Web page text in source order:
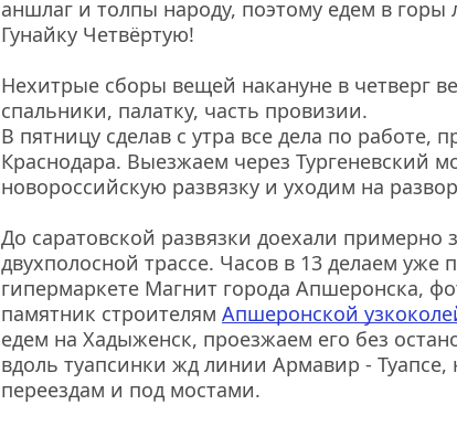
аншлаг и толпы народу, поэтому едем в
Гунайку Четвёртую!
Нехитрые сборы вещей накануне в четверг
спальники, палатку, часть провизии.
В пятницу сделав с утра все дела по работе,
Краснодара. Выезжаем через Тургеневский
новороссийскую развязку и уходим на
До саратовской развязки доехали примерно
двухполосной трассе. Часов в 13 делаем уже
гипермаркете Магнит города Апшеронска,
памятник строителям Апшеронской
едем на Хадыженск, проезжаем его без
вдоль туапсинки жд линии Армавир -
переездам и под мостами.